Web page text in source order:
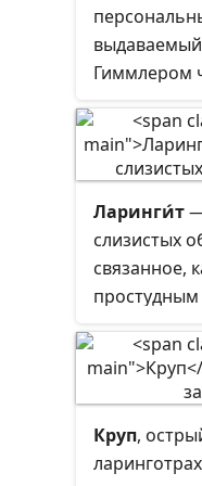
Гиммлером
Ларинги́т
слизистых
связанное,
дыхание
Круп,